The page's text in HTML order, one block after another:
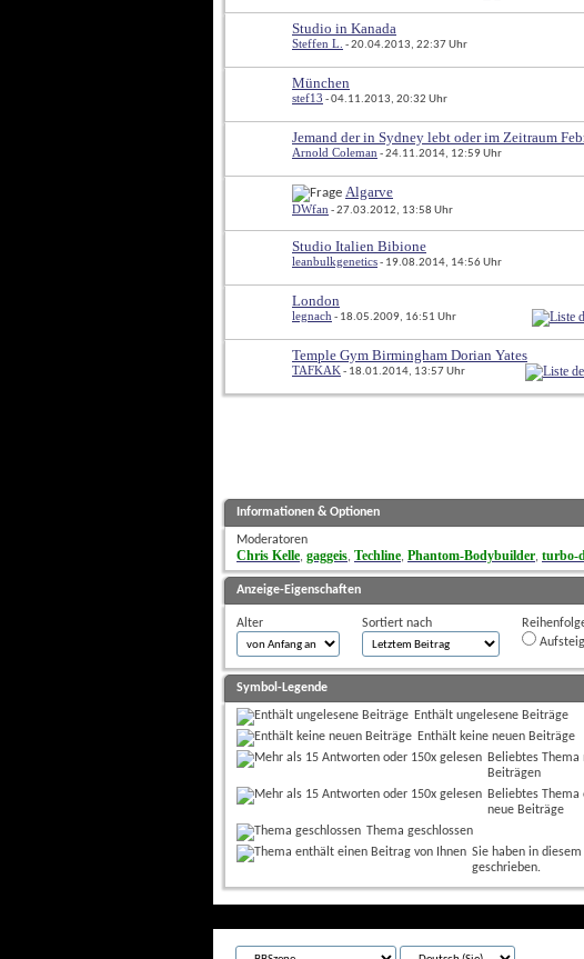
Studio in Kanada
Steffen L. - 20.04.2013, 22:37 Uhr
München
stef13 - 04.11.2013, 20:32 Uhr
Jemand der in Sydney lebt oder im Zeitraum
Arnold Coleman - 24.11.2014, 12:59 Uhr
Algarve
DWfan - 27.03.2012, 13:58 Uhr
Studio Italien Bibione
leanbulkgenetics - 19.08.2014, 14:56 Uhr
London
legnach - 18.05.2009, 16:51 Uhr
Temple Gym Birmingham Dorian Yates
TAFKAK - 18.01.2014, 13:57 Uhr
Informationen & Optionen
Moderatoren
Chris Kelle, gaggeis, Techline, Phantom-Bodybuilder, turbo-
Anzeige-Eigenschaften
Alter Sortiert nach
Symbol-Legende
Enthält ungelesene Beiträge
Enthält keine neuen Beiträge
Beliebtes
Beiträgen
Beliebtes Thema
neue Beiträge
Thema geschlossen
Sie haben in diesem
geschrieben.